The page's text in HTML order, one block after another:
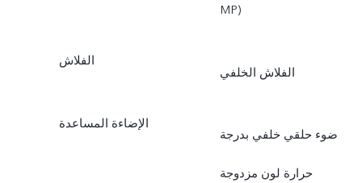
MP)
الفلاش
الفلاش الخلفي
الإضاءة المساعدة
ضوء حلقي خلفي بدرجة
حرارة لون مزدوجة